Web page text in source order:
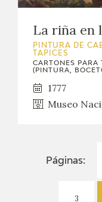
La riña en
PINTURA DE
TAPICES
CARTONES PARA
(PINTURA,
1777
Museo
Páginas:
3